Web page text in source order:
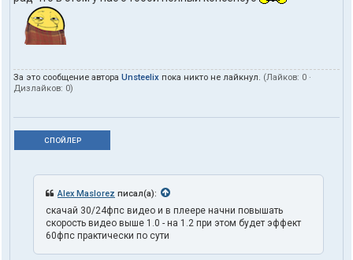
За это сообщение автора Unsteelix пока никто не лайкнул. (Лайков: 0 ·
Дизлайков: 0)
СПОЙЛЕР
Alex Maslorez писал(а):
скачай 30/24фпс видео и в плеере начни повышать
скорость видео выше 1.0 - на 1.2 при этом будет эффект
60фпс практически по сути